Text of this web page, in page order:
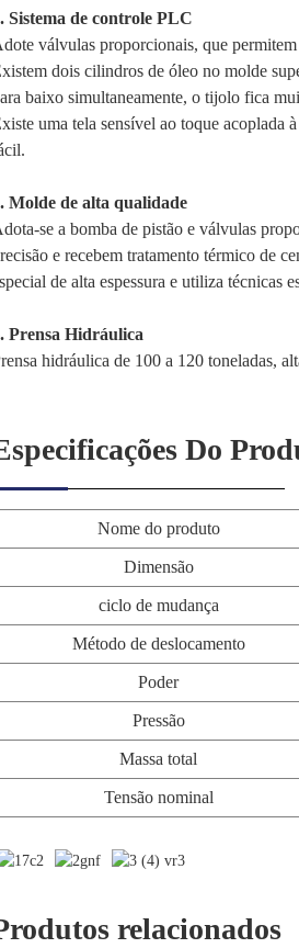
Sistema de controle PLC
válvulas proporcionais, que
dois cilindros de óleo no molde
baixo simultaneamente, o tijolo fica
uma tela sensível ao toque acoplada
Molde de alta qualidade
se a bomba de pistão e válvulas
e recebem tratamento térmico de
de alta espessura e utiliza técnicas
Prensa Hidráulica
hidráulica de 100 a 120 toneladas,
Do
Nome do produto
Dimensão
ciclo de mudança
Método de deslocamento
Poder
Pressão
Massa total
Tensão nominal
relacionados